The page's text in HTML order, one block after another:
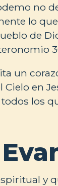
no
lo
de
un
en
los
y